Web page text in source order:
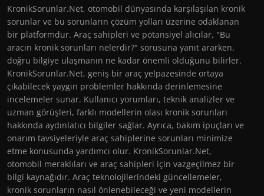
KronikSorunlar.Net, otomobil dünyasında karşılaşılan kronik
sorunlar ve bu sorunların çözüm yolları üzerine odaklanan
bir platformdur. Araç sahipleri ve potansiyel alıcılar, "Bu
aracın kronik sorunları nelerdir?" sorusuna yanıt ararken,
doğru bilgiye ulaşmanın ne kadar önemli olduğunu bilirler.
KronikSorunlar.Net, geniş bir araç yelpazesinde ortaya
çıkabilecek yaygın problemler hakkında derinlemesine
incelemeler sunar. Kullanıcı yorumları, teknik analizler ve
uzman görüşleri, farklı modellerin olası kronik sorunları
hakkında aydınlatıcı bilgiler sağlar. Ayrıca, bakım ipuçları ve
onarım tavsiyeleriyle araç sahiplerine sorunları minimize
etme konusunda yardımcı olur. KronikSorunlar.Net,
otomobil meraklıları ve araç sahipleri için vazgeçilmez bir
bilgi kaynağıdır. Araç teknolojilerindeki güncellemeler,
kronik sorunların nasıl önlenebileceği ve yeni modellerin